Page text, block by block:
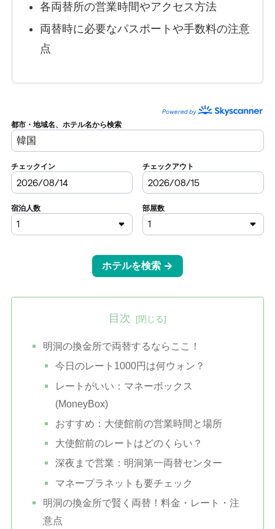
各両替所の営業時間やアクセス方法
両替時に必要なパスポートや手数料の注意
点
目次
明洞の換金所で両替するならここ！
今日のレート1000円は何ウォン？
レートがいい：マネーボックス
(MoneyBox)
おすすめ：大使館前の営業時間と場所
大使館前のレートはどのくらい？
深夜まで営業：明洞第一両替センター
マネープラネットも要チェック
明洞の換金所で賢く両替！料金・レート・注
意点